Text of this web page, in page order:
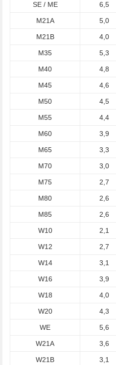
SE / ME 6,5
M21A 5,0
M21B 4,0
M35 5,3
M40 4,8
M45 4,6
M50 4,5
M55 4,4
M60 3,9
M65 3,3
M70 3,0
M75 2,7
M80 2,6
M85 2,6
W10 2,1
W12 2,7
W14 3,1
W16 3,9
W18 4,0
W20 4,3
WE 5,6
W21A 3,6
W21B 3,1